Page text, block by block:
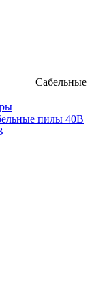
Сабельные
пилы 40В